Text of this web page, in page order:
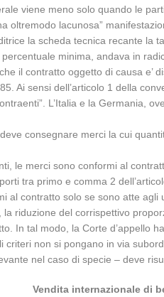
viene meno solo quando le
lacunosa”
la scheda tecnica recante
minima, andava in
il contratto oggetto di causa
Ai sensi dell’articolo 1 della
L’Italia e la Germania,
consegnare merci la cui
le merci sono conformi al
tra primo e comma 2
al contratto solo se sono atte
riduzione del corrispettivo
In tal modo, la Corte d’appello
non si pongano in via
nel caso di specie – deve
Vendita internazionale di